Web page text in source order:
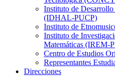
Instituto de
(IDHAL-PUCP)
Instituto de
Instituto de
Matemáticas (IREM-
Centro de Estudios
Representantes
Direcciones